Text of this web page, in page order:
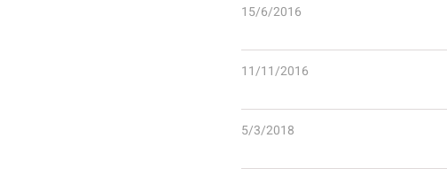
15/6/2016
11/11/2016
5/3/2018